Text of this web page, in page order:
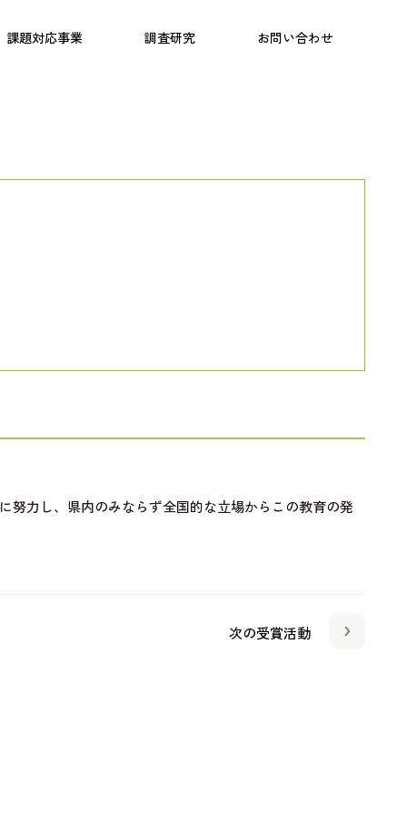
課題対応事業 調査研究 お問い合わせ
プログラム こども研究所
努力し、県内のみならず全国的な立場からこの教育の発
次の受賞活動